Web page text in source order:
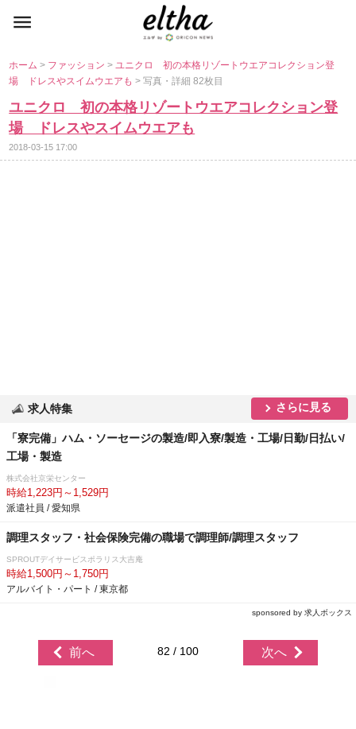
ホーム> ファッション>ユニクロ 初の本格リゾートウエアコレクション登
場 ドレスやスイムウエアも> 写真・詳細 82枚目
ユニクロ 初の本格リゾートウエアコレクション登
場 ドレスやスイムウエアも
2018-03-15 17:00
求人特集 さらに見る
「寮完備」ハム・ソーセージの製造/即入寮/製造・工場/日勤/日払い/
工場・製造
株式会社京栄センター
時給1,223円～1,529円
派遣社員 / 愛知県
調理スタッフ・社会保険完備の職場で調理師/調理スタッフ
SPROUTデイサービスポラリス大吉庵
時給1,500円～1,750円
アルバイト・パート / 東京都
sponsored by 求人ボックス
前へ 82 / 100 次へ